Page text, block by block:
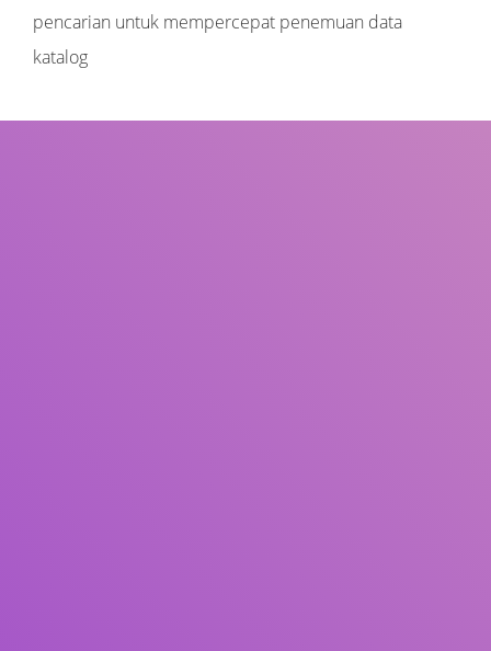
pencarian untuk mempercepat penemuan data
katalog